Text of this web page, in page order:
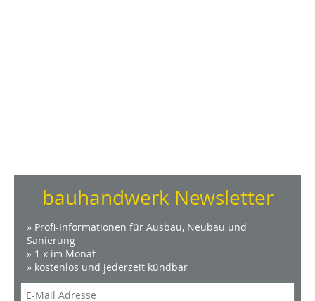
bauhandwerk Newsletter
» Profi-Informationen für Ausbau, Neubau und
Sanierung
» 1 x im Monat
» kostenlos und jederzeit kündbar